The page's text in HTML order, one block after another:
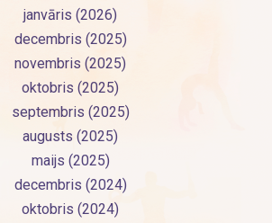
janvāris (2026)
decembris (2025)
novembris (2025)
oktobris (2025)
septembris (2025)
augusts (2025)
maijs (2025)
decembris (2024)
oktobris (2024)